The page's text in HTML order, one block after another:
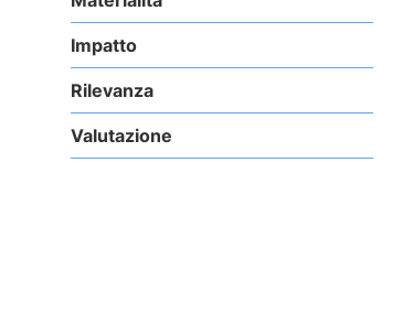
Impatto
Rilevanza
Valutazione